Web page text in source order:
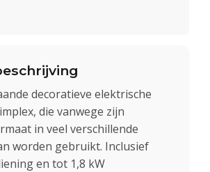
decoratieve elektrische
die vanwege zijn
in veel verschillende
worden gebruikt. Inclusief
en tot 1,8 kW